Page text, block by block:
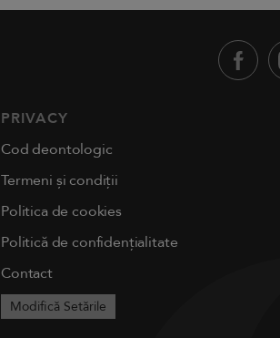
PRIVACY
Cod deontologic
Termeni și condiții
Politica de cookies
Politică de confidențialitate
Contact
Modifică Setările